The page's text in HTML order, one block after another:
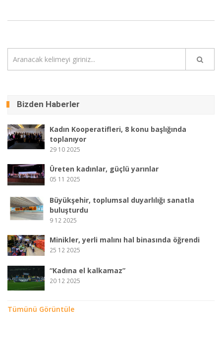
Bizden Haberler
Kadın Kooperatifleri, 8 konu başlığında
toplanıyor
29 10 2025
Üreten kadınlar, güçlü yarınlar
05 11 2025
Büyükşehir, toplumsal duyarlılığı sanatla
buluşturdu
9 12 2025
Minikler, yerli malını hal binasında öğrendi
25 12 2025
“Kadına el kalkamaz”
20 12 2025
Tümünü Görüntüle